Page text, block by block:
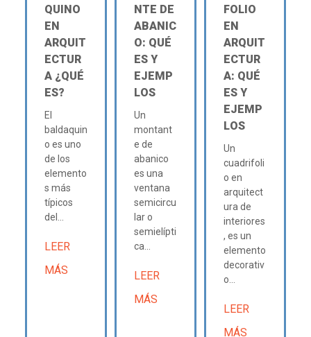
QUINO
EN
ARQUIT
ECTUR
A ¿QUÉ
ES?
El
baldaquin
o es uno
de los
elemento
s más
típicos
del...
LEER
MÁS
NTE DE
ABANIC
O: QUÉ
ES Y
EJEMP
LOS
Un
montant
e de
abanico
es una
ventana
semicircu
lar o
semielípti
ca...
LEER
MÁS
FOLIO
EN
ARQUIT
ECTUR
A: QUÉ
ES Y
EJEMP
LOS
Un
cuadrifoli
o en
arquitect
ura de
interiores
, es un
elemento
decorativ
o...
LEER
MÁS